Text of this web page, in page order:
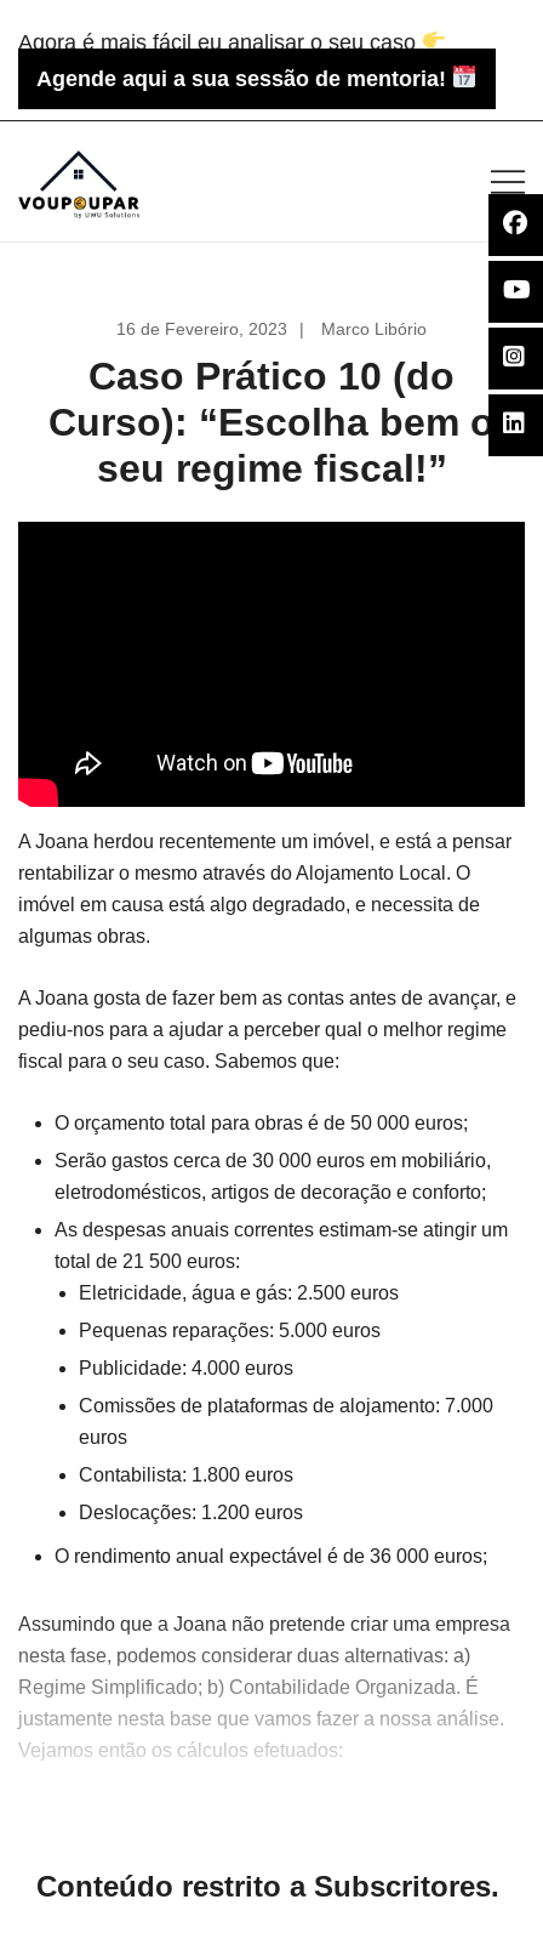
para
conteúdo
Agora é mais fácil eu analisar o seu caso
Agende aqui a sua sessão de mentoria!
16 de Fevereiro, 2023 Marco Libório
Caso Prático 10 (do
Curso): “Escolha bem o
seu regime fiscal!”
A Joana herdou recentemente um imóvel, e está a pensar
rentabilizar o mesmo através do Alojamento Local. O
imóvel em causa está algo degradado, e necessita de
algumas obras.
A Joana gosta de fazer bem as contas antes de avançar, e
pediu-nos para a ajudar a perceber qual o melhor regime
fiscal para o seu caso. Sabemos que:
O orçamento total para obras é de 50 000 euros;
Serão gastos cerca de 30 000 euros em mobiliário,
eletrodomésticos, artigos de decoração e conforto;
As despesas anuais correntes estimam-se atingir um
total de 21 500 euros:
Eletricidade, água e gás: 2.500 euros
Pequenas reparações: 5.000 euros
Publicidade: 4.000 euros
Comissões de plataformas de alojamento: 7.000
euros
Contabilista: 1.800 euros
Deslocações: 1.200 euros
O rendimento anual expectável é de 36 000 euros;
Assumindo que a Joana não pretende criar uma empresa
nesta fase, podemos considerar duas alternativas: a)
Regime Simplificado; b) Contabilidade Organizada. É
justamente nesta base que vamos fazer a nossa análise.
Vejamos então os cálculos efetuados:
Conteúdo restrito a Subscritores.